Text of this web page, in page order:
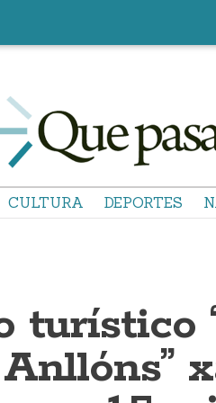
CULTURA DEPORTES
turístico